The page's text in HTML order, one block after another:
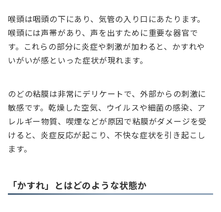
喉頭は咽頭の下にあり、気管の入り口にあたります。
喉頭には声帯があり、声を出すために重要な器官で
す。これらの部分に炎症や刺激が加わると、かすれや
いがいが感といった症状が現れます。
のどの粘膜は非常にデリケートで、外部からの刺激に
敏感です。乾燥した空気、ウイルスや細菌の感染、ア
レルギー物質、喫煙などが原因で粘膜がダメージを受
けると、炎症反応が起こり、不快な症状を引き起こし
ます。
「かすれ」とはどのような状態か